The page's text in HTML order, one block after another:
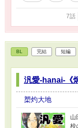
7話
BL 完結 短編
汎愛-hanai-《
槊灼大地
山
校